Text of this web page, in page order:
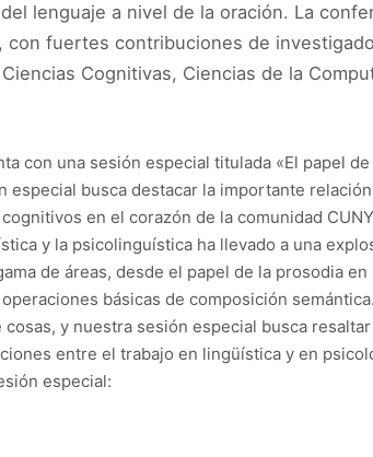
lenguaje a nivel de la oración. La
con fuertes contribuciones de
Cognitivas, Ciencias de la
con una sesión especial titulada «El papel
especial busca destacar la importante
en el corazón de la comunidad
y la psicolinguística ha llevado a una
de áreas, desde el papel de la prosodia
básicas de composición
y nuestra sesión especial busca
entre el trabajo en lingüística y en
especial: